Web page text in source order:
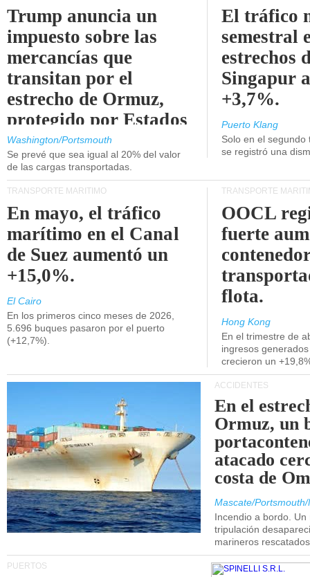
Trump anuncia un
impuesto sobre las
mercancías que
transitan por el
estrecho de Ormuz,
protegido por Estados
Unidos.
Washington/Portsmouth
Se prevé que sea igual al 20% del valor
de las cargas transportadas.
El tráfico
semestral
estrechos
Singapur
+3,7%.
Puerto Klang
Solo en el
se registró una
TRANSPORTE MARÍTIMO
En mayo, el tráfico
marítimo en el Canal
de Suez aumentó un
+15,0%.
El Cairo
En los primeros cinco meses de 2026,
5.696 buques pasaron por el puerto
(+12,7%).
TRANSPORTE
OOCL
fuerte
flota.
Hong Kong
En el trimestre de
ingresos
crecieron un
ACCIDENTES
En el
Ormuz, un
atacado
costa de
Mascate/
Incendio a bordo.
tripulación
marineros
PUERTOS